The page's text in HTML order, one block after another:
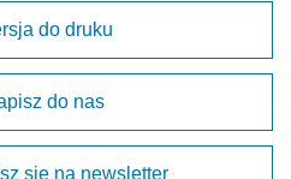
do druku
do nas
się na newsletter